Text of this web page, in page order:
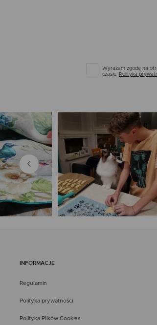
Wyrażam zgodę na
czasie. Polityka
INFORMACJE
Regulamin
Polityka prywatności
Polityka Plików Cookies